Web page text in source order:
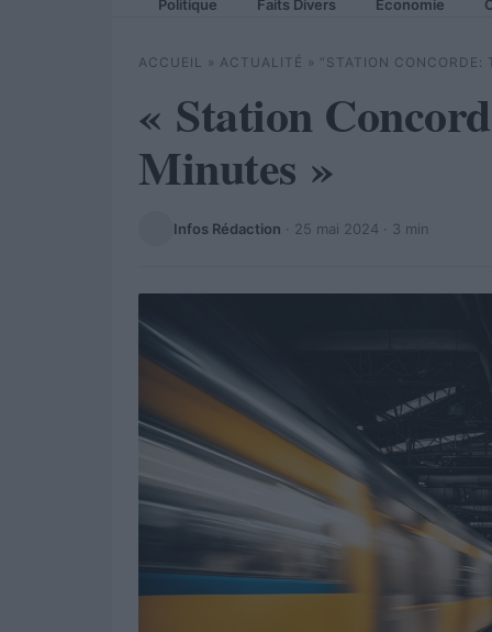
Politique Faits Divers Economie
ACCUEIL » ACTUALITÉ » “STATION
« Station
Minutes »
Infos Rédaction · 25 mai 2024 · 3 min